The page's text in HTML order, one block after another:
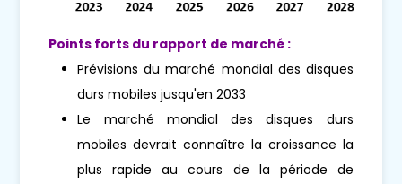
Points forts du rapport de marché :
Prévisions du marché mondial des disques
durs mobiles jusqu'en 2033
Le marché mondial des disques durs
mobiles devrait connaître la croissance la
plus rapide au cours de la période de